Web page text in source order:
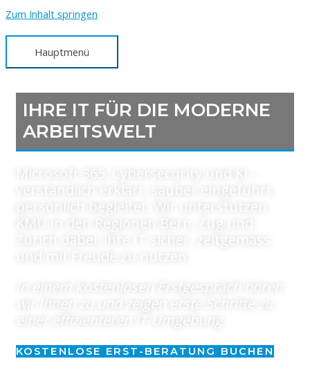
Zum Inhalt springen
Hauptmenü
IHRE IT FÜR DIE MODERNE
ARBEITSWELT
verständlich erklärt, sauber eingeführt,
persönlich begleitet. Wir unterstützen
In einem kostenlosen Erstgespräch hören
wir Ihnen zu und zeigen erste Schritte zu
einer effizienteren IT-Umgebung.
KOSTENLOSE ERST-BERATUNG BUCHEN